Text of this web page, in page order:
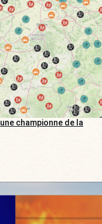
championne de la